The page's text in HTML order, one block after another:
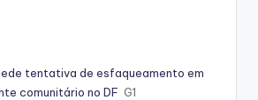
tentativa de esfaqueamento em
comunitário no DF G1